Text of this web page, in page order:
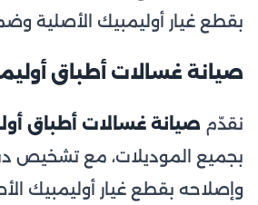
بقطع غيار أوليمبيك الأصلية
صيانة غسالات أطباق
نقدّم صيانة غسالات أطباق
بجميع الموديلات، مع تشخيص
وإصلاحه بقطع غيار أوليمبيك